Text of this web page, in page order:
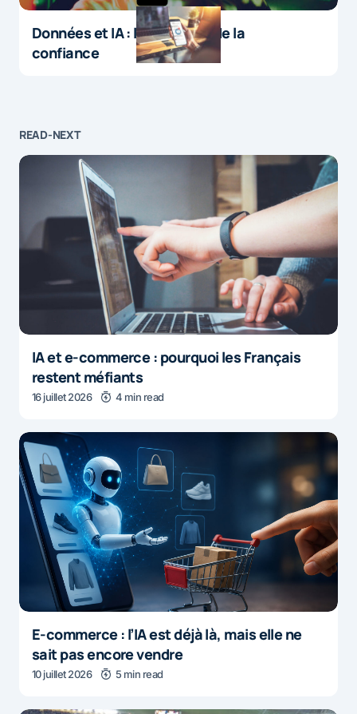
Données et IA : le paradoxe de la
confiance
READ-NEXT
IA et e-commerce : pourquoi les Français
restent méfiants
16 juillet 2026 4 min read
E-commerce : l’IA est déjà là, mais elle ne
sait pas encore vendre
10 juillet 2026 5 min read